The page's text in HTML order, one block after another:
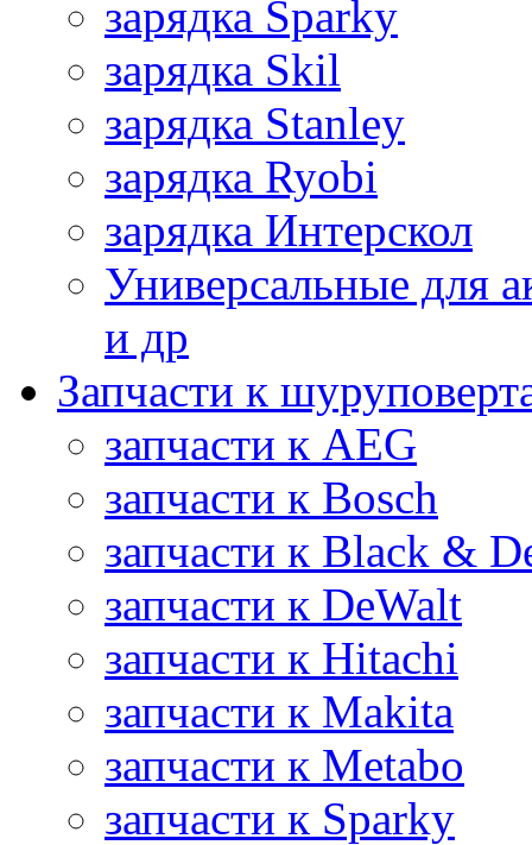
зарядка Sparky
зарядка Skil
зарядка Stanley
зарядка Ryobi
зарядка Интерскол
Универсальные для
и др
Запчасти к
запчасти к AEG
запчасти к Bosch
запчасти к Black &
запчасти к DeWalt
запчасти к Hitachi
запчасти к Makita
запчасти к Metabo
запчасти к Sparky